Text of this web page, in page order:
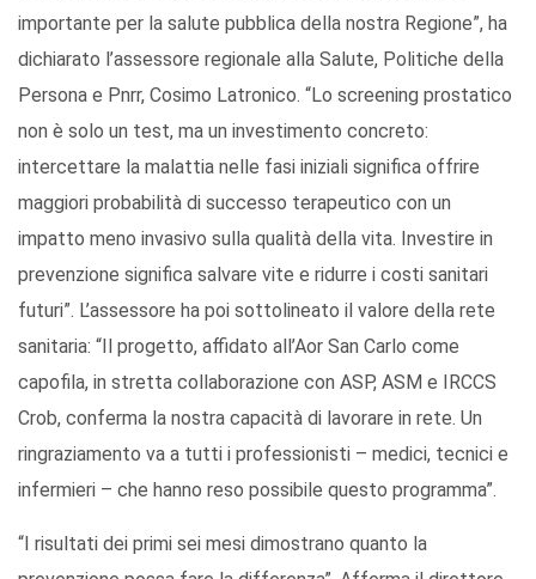
importante per la salute pubblica della nostra Regione”, ha
dichiarato l’assessore regionale alla Salute, Politiche della
Persona e Pnrr, Cosimo Latronico. “Lo screening prostatico
non è solo un test, ma un investimento concreto:
intercettare la malattia nelle fasi iniziali significa offrire
maggiori probabilità di successo terapeutico con un
impatto meno invasivo sulla qualità della vita. Investire in
prevenzione significa salvare vite e ridurre i costi sanitari
futuri”. L’assessore ha poi sottolineato il valore della rete
sanitaria: “Il progetto, affidato all’Aor San Carlo come
capofila, in stretta collaborazione con ASP, ASM e IRCCS
Crob, conferma la nostra capacità di lavorare in rete. Un
ringraziamento va a tutti i professionisti – medici, tecnici e
infermieri – che hanno reso possibile questo programma”.
“I risultati dei primi sei mesi dimostrano quanto la